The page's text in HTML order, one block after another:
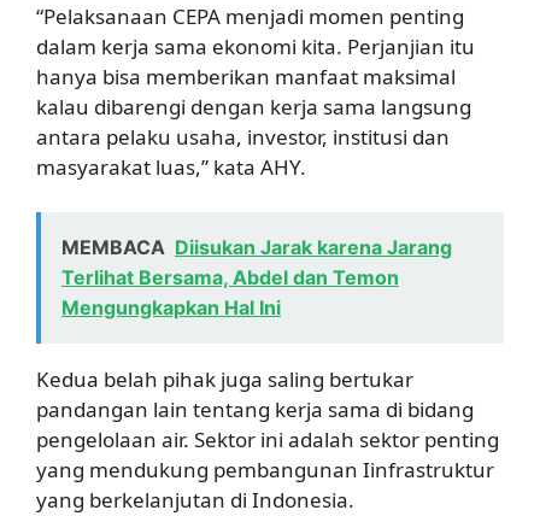
“Pelaksanaan CEPA menjadi momen penting
dalam kerja sama ekonomi kita. Perjanjian itu
hanya bisa memberikan manfaat maksimal
kalau dibarengi dengan kerja sama langsung
antara pelaku usaha, investor, institusi dan
masyarakat luas,” kata AHY.
MEMBACA Diisukan Jarak karena Jarang
Terlihat Bersama, Abdel dan Temon
Mengungkapkan Hal Ini
Kedua belah pihak juga saling bertukar
pandangan lain tentang kerja sama di bidang
pengelolaan air. Sektor ini adalah sektor penting
yang mendukung pembangunan Iinfrastruktur
yang berkelanjutan di Indonesia.